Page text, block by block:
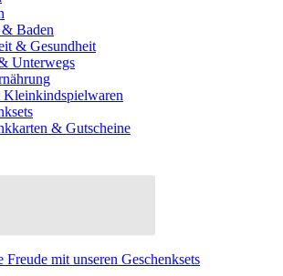
Baden
& Gesundheit
Unterwegs
& Gutscheine
Freude mit unseren Geschenksets